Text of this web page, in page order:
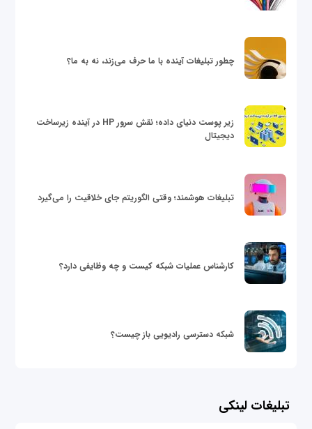
چطور تبلیغات آینده با ما حرف می‌زند، نه به ما؟
زیر پوست دنیای داده؛ نقش سرور HP در آینده زیرساخت
دیجیتال
تبلیغات هوشمند؛ وقتی الگوریتم جای خلاقیت را می‌گیرد
کارشناس عملیات شبکه کیست و چه وظایفی دارد؟
شبکه دسترسی رادیویی باز چیست؟
تبلیغات لینکی